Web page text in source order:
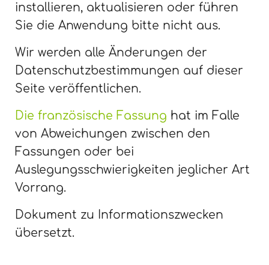
installieren, aktualisieren oder führen
Sie die Anwendung bitte nicht aus.
Wir werden alle Änderungen der
Datenschutzbestimmungen auf dieser
Seite veröffentlichen.
Die französische Fassung hat im Falle
von Abweichungen zwischen den
Fassungen oder bei
Auslegungsschwierigkeiten jeglicher Art
Vorrang.
Dokument zu Informationszwecken
übersetzt.